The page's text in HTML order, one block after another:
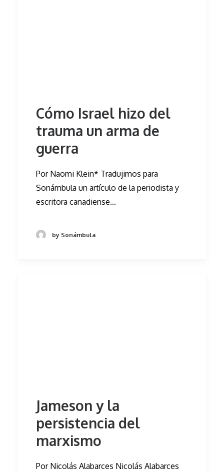
Cómo Israel hizo del
trauma un arma de
guerra
Por Naomi Klein* Tradujimos para
Sonámbula un artículo de la periodista y
escritora canadiense…
by Sonámbula
Jameson y la
persistencia del
marxismo
Por Nicolás Alabarces Nicolás Alabarces